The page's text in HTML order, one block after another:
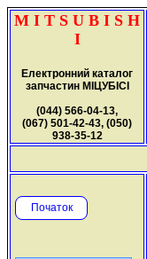
M I T S U B I S H
I
Електронний каталог
запчастин МІЦУБІСІ
(044) 566-04-13,
(067) 501-42-43, (050)
938-35-12
Початок